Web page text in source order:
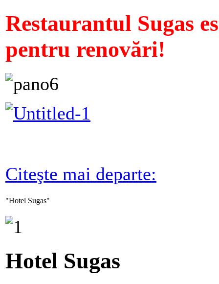
Restaurantul Sugas
pentru renovări!
Citeşte mai departe:
"Hotel Sugas"
Hotel Sugas